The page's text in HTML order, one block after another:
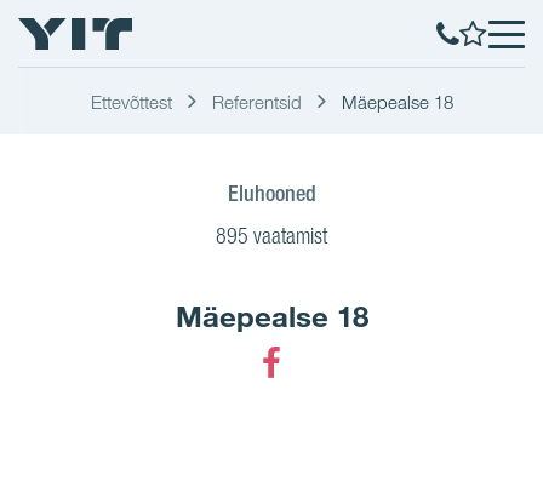
Ettevõttest Referentsid Mäepealse 18
Eluhooned
895 vaatamist
Mäepealse 18